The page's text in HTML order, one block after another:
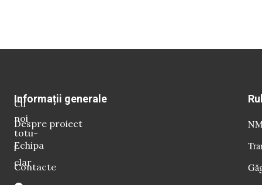
Cu
noi
totu-
i
clar
Informații generale
Despre proiect
Echipa
Contacte